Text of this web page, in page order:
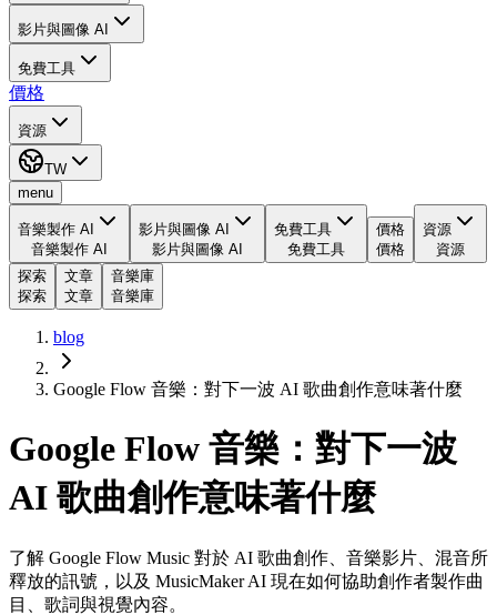
影片與圖像 AI
免費工具
價格
資源
TW
menu
音樂製作 AI
音樂製作 AI
影片與圖像 AI
影片與圖像 AI
免費工具
免費工具
價格
價格
資源
資源
探索
探索
文章
文章
音樂庫
音樂庫
blog
Google Flow 音樂：對下一波 AI 歌曲創作意味著什麼
Google Flow 音樂：對下一波
AI 歌曲創作意味著什麼
了解 Google Flow Music 對於 AI 歌曲創作、音樂影片、混音所
釋放的訊號，以及 MusicMaker AI 現在如何協助創作者製作曲
目、歌詞與視覺內容。